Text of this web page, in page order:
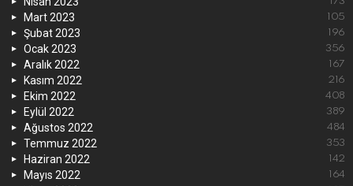
Mart 2023 105
Şubat 2023 196
Ocak 2023 356
Aralık 2022 167
Kasım 2022 216
Ekim 2022 408
Eylül 2022 389
Ağustos 2022 484
Temmuz 2022 353
Haziran 2022 142
Mayıs 2022 164